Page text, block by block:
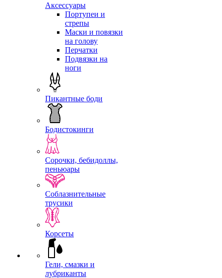
Аксессуары
Портупеи и
стрепы
Маски и повязки
на голову
Перчатки
Подвязки на
ноги
Пикантные боди
Бодистокинги
Сорочки, бебидоллы,
пеньюары
Соблазнительные
трусики
Корсеты
Гели, смазки и
лубриканты